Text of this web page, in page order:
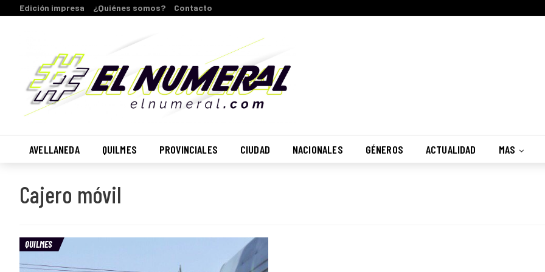
Edición impresa ¿Quiénes somos? Contacto
AVELLANEDA QUILMES PROVINCIALES CIUDAD NACIONALES GÉNEROS ACTUALIDAD MAS
Cajero móvil
QUILMES